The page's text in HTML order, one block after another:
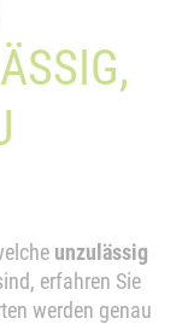
unzulässig
erfahren Sie
werden genau